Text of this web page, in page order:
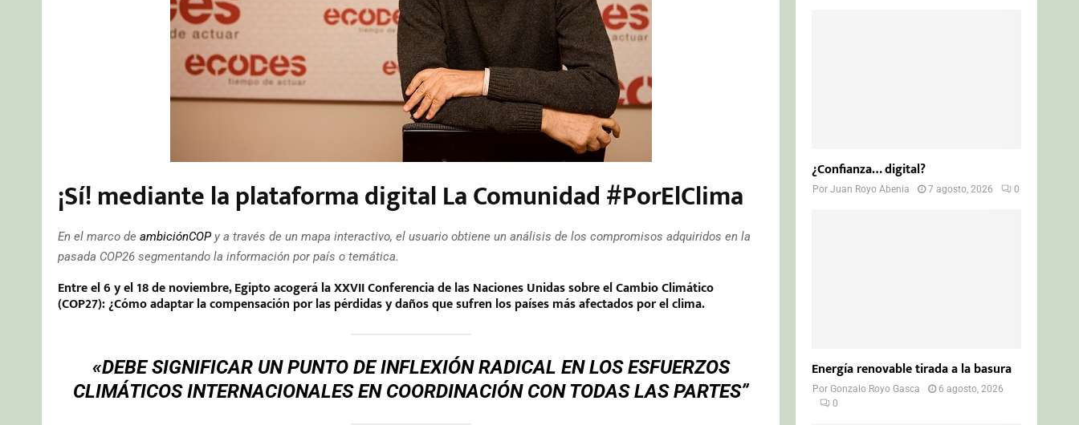
¡Sí! mediante la plataforma digital La Comunidad #PorElClima
En el marco de ambiciónCOPy a través de un mapa interactivo, el usuario obtiene un análisis de los compromisos adquiridos en la
pasada COP26 segmentando la información por país o temática.
Entre el 6 y el 18 de noviembre,Egipto acogerá la XXVII Conferencia de las Naciones Unidas sobre el Cambio Climático
(COP27):¿Cómo adaptar la compensación por las pérdidas y daños que sufren los países más afectados por el clima.
«DEBE SIGNIFICAR UN PUNTO DE INFLEXIÓN RADICAL EN LOS ESFUERZOS
CLIMÁTICOS INTERNACIONALES EN COORDINACIÓN CON TODAS LAS PARTES”
¿Confianza… digital?
PorJuan Royo Abenia 7 agosto, 2026 0
Energía renovable tirada a la basura
PorGonzalo Royo Gasca
6 agosto, 2026
0